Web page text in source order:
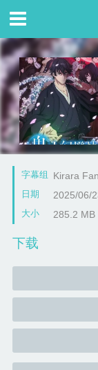
字幕组 Kirara
日期 2025/06/
大小 285.2 MB
下载